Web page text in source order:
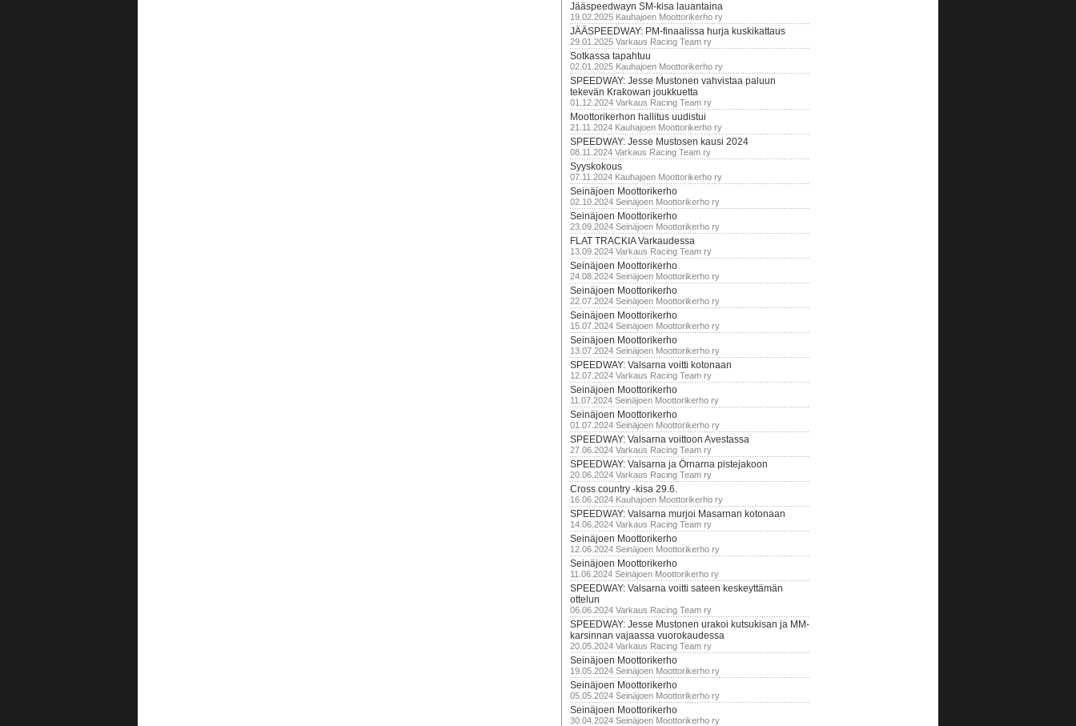
Jääspeedwayn SM-kisa lauantaina
19.02.2025 Kauhajoen Moottorikerho ry
JÄÄSPEEDWAY: PM-finaalissa hurja kuskikattaus
29.01.2025 Varkaus Racing Team ry
Sotkassa tapahtuu
02.01.2025 Kauhajoen Moottorikerho ry
SPEEDWAY: Jesse Mustonen vahvistaa paluun
tekevän Krakowan joukkuetta
01.12.2024 Varkaus Racing Team ry
Moottorikerhon hallitus uudistui
21.11.2024 Kauhajoen Moottorikerho ry
SPEEDWAY: Jesse Mustosen kausi 2024
08.11.2024 Varkaus Racing Team ry
Syyskokous
07.11.2024 Kauhajoen Moottorikerho ry
Seinäjoen Moottorikerho
02.10.2024 Seinäjoen Moottorikerho ry
Seinäjoen Moottorikerho
23.09.2024 Seinäjoen Moottorikerho ry
FLAT TRACKIA Varkaudessa
13.09.2024 Varkaus Racing Team ry
Seinäjoen Moottorikerho
24.08.2024 Seinäjoen Moottorikerho ry
Seinäjoen Moottorikerho
22.07.2024 Seinäjoen Moottorikerho ry
Seinäjoen Moottorikerho
15.07.2024 Seinäjoen Moottorikerho ry
Seinäjoen Moottorikerho
13.07.2024 Seinäjoen Moottorikerho ry
SPEEDWAY: Valsarna voitti kotonaan
12.07.2024 Varkaus Racing Team ry
Seinäjoen Moottorikerho
11.07.2024 Seinäjoen Moottorikerho ry
Seinäjoen Moottorikerho
01.07.2024 Seinäjoen Moottorikerho ry
SPEEDWAY: Valsarna voittoon Avestassa
27.06.2024 Varkaus Racing Team ry
SPEEDWAY: Valsarna ja Örnarna pistejakoon
20.06.2024 Varkaus Racing Team ry
Cross country -kisa 29.6.
16.06.2024 Kauhajoen Moottorikerho ry
SPEEDWAY: Valsarna murjoi Masarnan kotonaan
14.06.2024 Varkaus Racing Team ry
Seinäjoen Moottorikerho
12.06.2024 Seinäjoen Moottorikerho ry
Seinäjoen Moottorikerho
11.06.2024 Seinäjoen Moottorikerho ry
SPEEDWAY: Valsarna voitti sateen keskeyttämän
ottelun
06.06.2024 Varkaus Racing Team ry
SPEEDWAY: Jesse Mustonen urakoi kutsukisan ja MM-
karsinnan vajaassa vuorokaudessa
20.05.2024 Varkaus Racing Team ry
Seinäjoen Moottorikerho
19.05.2024 Seinäjoen Moottorikerho ry
Seinäjoen Moottorikerho
05.05.2024 Seinäjoen Moottorikerho ry
Seinäjoen Moottorikerho
30.04.2024 Seinäjoen Moottorikerho ry